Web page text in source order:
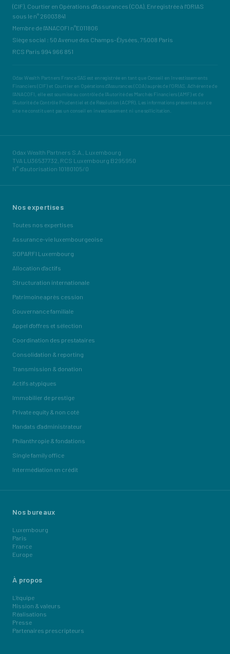
(CIF), Courtier en Opérations d'Assurances (COA), Enregistrée à l'ORIAS
sous le n° 26003841
Membre de l'ANACOFI n°E011806
Siège social : 50 Avenue des Champs-Élysées, 75008 Paris
RCS Paris 994 966 851
Odax Wealth Partners France SAS est enregistrée en tant que Conseil en Investissements
Financiers (CIF) et Courtier en Opérations d'Assurances (COA) auprès de l'ORIAS. Adhérente de
l'ANACOFI, elle est soumise au contrôle de l'Autorité des Marchés Financiers (AMF) et de
l'Autorité de Contrôle Prudentiel et de Résolution (ACPR). Les informations présentes sur ce
site ne constituent pas un conseil en investissement ni une sollicitation.
Odax Wealth Partners S.A., Luxembourg
TVA LU36537732, RCS Luxembourg B295950
N° d'autorisation 10180105/0
Nos expertises
Toutes nos expertises
Assurance-vie luxembourgeoise
SOPARFI Luxembourg
Allocation d'actifs
Structuration internationale
Patrimoine après cession
Gouvernance familiale
Appel d'offres et sélection
Coordination des prestataires
Consolidation & reporting
Transmission & donation
Actifs atypiques
Immobilier de prestige
Private equity & non coté
Mandats d'administrateur
Philanthropie & fondations
Single family office
Intermédiation en crédit
Nos bureaux
Luxembourg
Paris
France
Europe
À propos
L'équipe
Mission & valeurs
Réalisations
Presse
Partenaires prescripteurs